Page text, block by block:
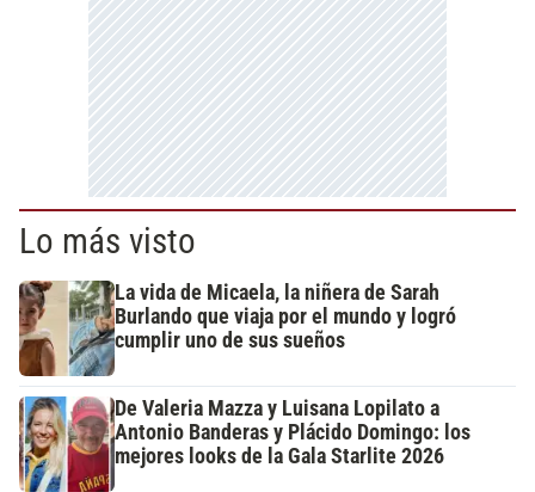
Lo más visto
La vida de Micaela, la niñera de Sarah
Burlando que viaja por el mundo y logró
cumplir uno de sus sueños
De Valeria Mazza y Luisana Lopilato a
Antonio Banderas y Plácido Domingo: los
mejores looks de la Gala Starlite 2026